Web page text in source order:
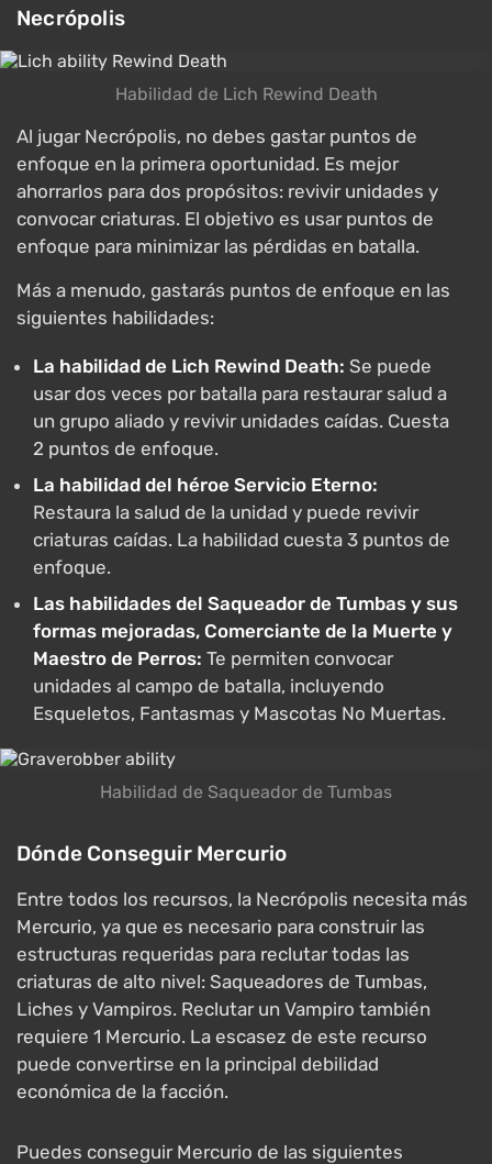
Necrópolis
Habilidad de Lich Rewind Death
Al jugar Necrópolis, no debes gastar puntos de
enfoque en la primera oportunidad. Es mejor
ahorrarlos para dos propósitos: revivir unidades y
convocar criaturas. El objetivo es usar puntos de
enfoque para minimizar las pérdidas en batalla.
Más a menudo, gastarás puntos de enfoque en las
siguientes habilidades:
La habilidad de Lich Rewind Death: Se puede
usar dos veces por batalla para restaurar salud a
un grupo aliado y revivir unidades caídas. Cuesta
2 puntos de enfoque.
La habilidad del héroe Servicio Eterno:
Restaura la salud de la unidad y puede revivir
criaturas caídas. La habilidad cuesta 3 puntos de
enfoque.
Las habilidades del Saqueador de Tumbas y sus
formas mejoradas, Comerciante de la Muerte y
Maestro de Perros: Te permiten convocar
unidades al campo de batalla, incluyendo
Esqueletos, Fantasmas y Mascotas No Muertas.
Habilidad de Saqueador de Tumbas
Dónde Conseguir Mercurio
Entre todos los recursos, la Necrópolis necesita más
Mercurio, ya que es necesario para construir las
estructuras requeridas para reclutar todas las
criaturas de alto nivel: Saqueadores de Tumbas,
Liches y Vampiros. Reclutar un Vampiro también
requiere 1 Mercurio. La escasez de este recurso
puede convertirse en la principal debilidad
económica de la facción.
Puedes conseguir Mercurio de las siguientes